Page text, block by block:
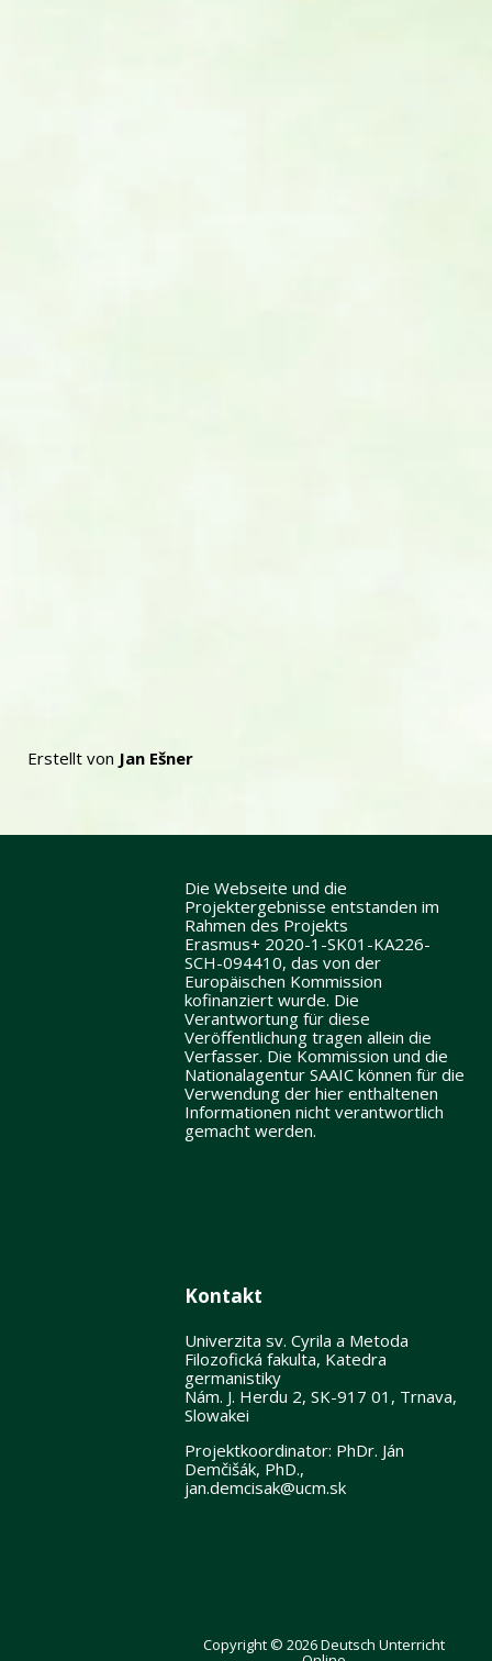
Erstellt von Jan Ešner
Die Webseite und die
Projektergebnisse entstanden im
Rahmen des Projekts
Erasmus+ 2020-1-SK01-KA226-
SCH-094410, das von der
Europäischen Kommission
kofinanziert wurde. Die
Verantwortung für diese
Veröffentlichung tragen allein die
Verfasser. Die Kommission und die
Nationalagentur SAAIC können für die
Verwendung der hier enthaltenen
Informationen nicht verantwortlich
gemacht werden.
Kontakt
Univerzita sv. Cyrila a Metoda
Filozofická fakulta, Katedra
germanistiky
Nám. J. Herdu 2, SK-917 01, Trnava,
Slowakei
Projektkoordinator: PhDr. Ján
Demčišák, PhD.,
jan.demcisak@ucm.sk
Copyright © 2026 Deutsch Unterricht